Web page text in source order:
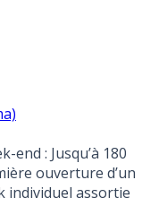
: Jusqu’à 180
ouverture d’un
individuel assortie